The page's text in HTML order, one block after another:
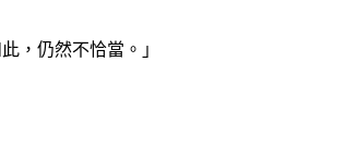
，仍然不恰當。」